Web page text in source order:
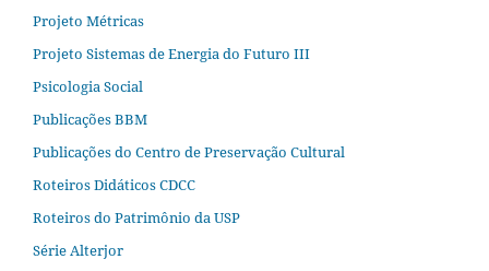
Projeto Métricas
Projeto Sistemas de Energia do Futuro III
Psicologia Social
Publicações BBM
Publicações do Centro de Preservação Cultural
Roteiros Didáticos CDCC
Roteiros do Patrimônio da USP
Série Alterjor